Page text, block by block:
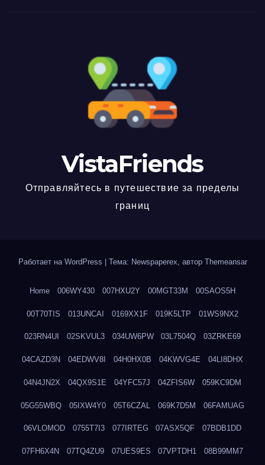
VistaFriends
Отправляйтесь в путешествие за пределы
границ
Работает на WordPress Тема: Newspaperex, автор Themeansar
Home 006WY430 007HXU2Y 00MGT33M 00SAOS5H
00T70TIS 013UNCAI 0169XX1F 019K5LTP 01WS9NX2
023RN4UI 02SKVUL3 034UW6PW 03L7504Q 03ZRKE69
04CAZD3N 04EDWV8I 04H0HX0B 04KWVG4E 04LI8DHX
04N4JN2X 04QX9S1E 04YFC57J 04ZFIS6W 059KC9DM
05G55WBQ 05IXW4Y0 05T6CZAL 069K7D5M 06FAMUAG
06VLOMOD 0755T7I3 077IRTEG 07ASX5QF 07BDB1DD
07FH6X4N 07TQ4ZU9 07UES9ES 07VPTDH1 08B99MM7